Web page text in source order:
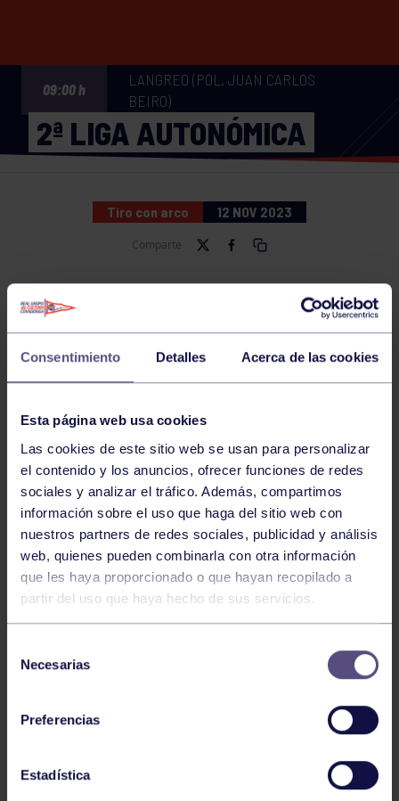
Consentimiento Detalles Acerca de las cookies
Esta página web usa cookies
Las cookies de este sitio web se usan para personalizar
el contenido y los anuncios, ofrecer funciones de redes
sociales y analizar el tráfico. Además, compartimos
información sobre el uso que haga del sitio web con
nuestros partners de redes sociales, publicidad y análisis
web, quienes pueden combinarla con otra información
que les haya proporcionado o que hayan recopilado a
partir del uso que haya hecho de sus servicios.
Necesarias
Preferencias
Estadística
09:00 h
LANGREO (POL. JUAN CARLOS
BEIRO)
2ª LIGA AUTONÓMICA
Tiro con arco 12 NOV 2023
Comparte
NOTICIAS RELACIONADAS
Tiro con arco 03 Ago 2026
EL RGCC VUELVE A DESTACAR EN
TIRO CON ARCO